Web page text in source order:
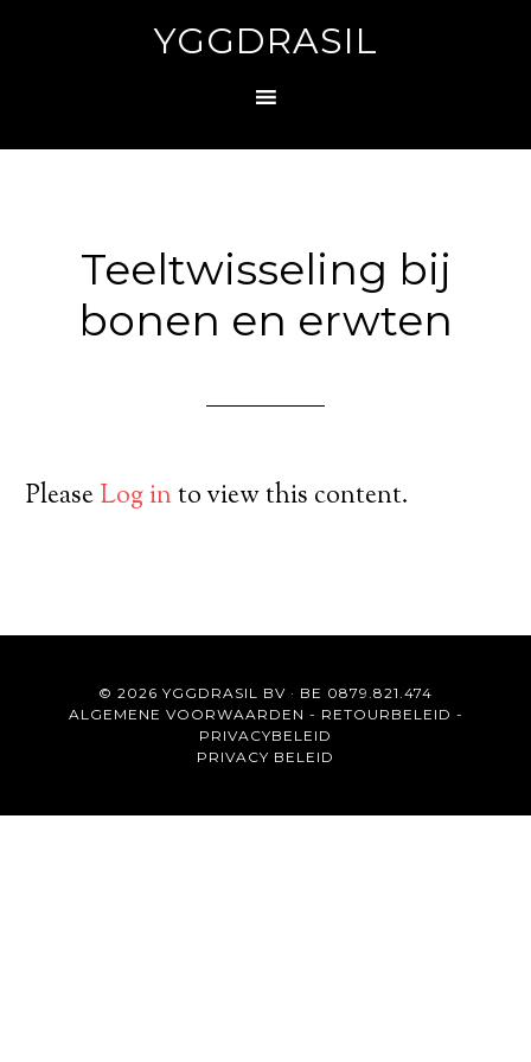
YGGDRASIL
Teeltwisseling bij
bonen en erwten
PleaseLog into view this content.
© 2026 YGGDRASIL BV · BE 0879.821.474
ALGEMENE VOORWAARDEN - RETOURBELEID -
PRIVACYBELEID
PRIVACY BELEID